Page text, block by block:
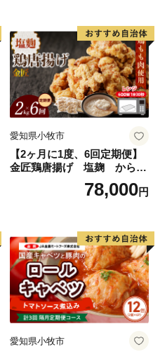
愛知県小牧市
【2ヶ月に1度、6回定期便】
金匠鶏唐揚げ 塩麹 からあ
78,000円
愛知県小牧市